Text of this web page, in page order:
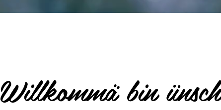
Willkommä bin ünsch